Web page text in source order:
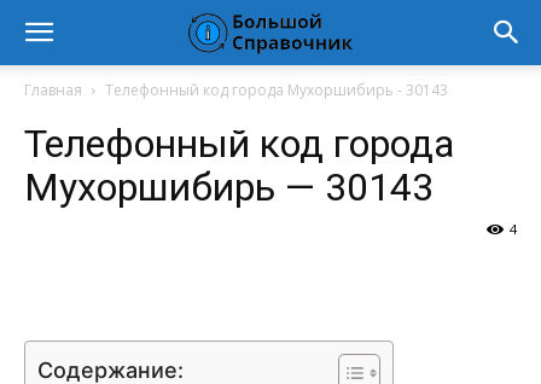
Главная Телефонный код города Мухоршибирь - 30143
Телефонный код города
Мухоршибирь — 30143
4
Содержание: